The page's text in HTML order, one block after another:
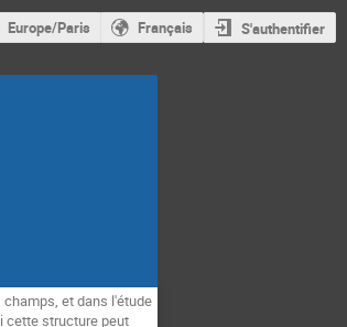
Europe/Paris Français S'authentifier
et dans l'étude
cette structure peut